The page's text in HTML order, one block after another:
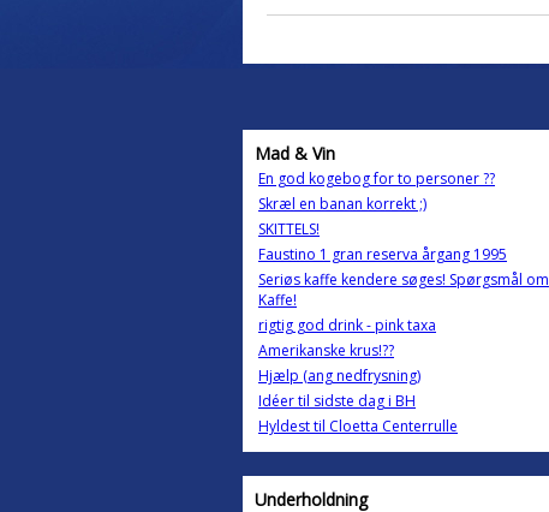
Mad & Vin
En god kogebog for to personer ??
Skræl en banan korrekt ;)
SKITTELS!
Faustino 1 gran reserva årgang 1995
Seriøs kaffe kendere søges! Spørgsmål om
Kaffe!
rigtig god drink - pink taxa
Amerikanske krus!??
Hjælp (ang nedfrysning)
Idéer til sidste dag i BH
Hyldest til Cloetta Centerrulle
Underholdning